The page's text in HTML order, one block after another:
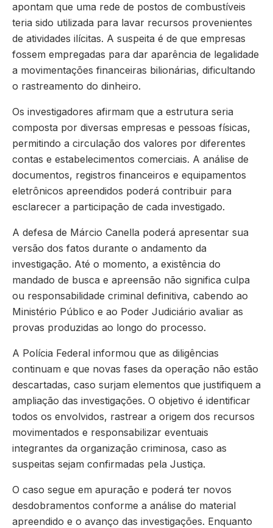
apontam que uma rede de postos de combustíveis
teria sido utilizada para lavar recursos provenientes
de atividades ilícitas. A suspeita é de que empresas
fossem empregadas para dar aparência de legalidade
a movimentações financeiras bilionárias, dificultando
o rastreamento do dinheiro.
Os investigadores afirmam que a estrutura seria
composta por diversas empresas e pessoas físicas,
permitindo a circulação dos valores por diferentes
contas e estabelecimentos comerciais. A análise de
documentos, registros financeiros e equipamentos
eletrônicos apreendidos poderá contribuir para
esclarecer a participação de cada investigado.
A defesa de Márcio Canella poderá apresentar sua
versão dos fatos durante o andamento da
investigação. Até o momento, a existência do
mandado de busca e apreensão não significa culpa
ou responsabilidade criminal definitiva, cabendo ao
Ministério Público e ao Poder Judiciário avaliar as
provas produzidas ao longo do processo.
A Polícia Federal informou que as diligências
continuam e que novas fases da operação não estão
descartadas, caso surjam elementos que justifiquem a
ampliação das investigações. O objetivo é identificar
todos os envolvidos, rastrear a origem dos recursos
movimentados e responsabilizar eventuais
integrantes da organização criminosa, caso as
suspeitas sejam confirmadas pela Justiça.
O caso segue em apuração e poderá ter novos
desdobramentos conforme a análise do material
apreendido e o avanço das investigações. Enquanto